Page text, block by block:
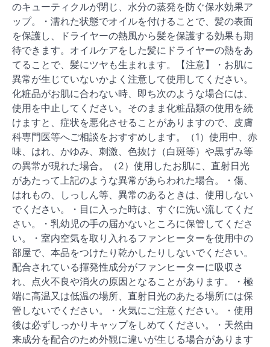
のキューティクルが閉じ、水分の蒸発を防ぐ保水効果ア
ップ。・濡れた状態でオイルを付けることで、髪の表面
を保護し、ドライヤーの熱風から髪を保護する効果も期
待できます。オイルケアをした髪にドライヤーの熱をあ
てることで、髪にツヤも生まれます。【注意】・お肌に
異常が生じていないかよく注意して使用してください。
化粧品がお肌に合わない時、即ち次のような場合には、
使用を中止してください。そのまま化粧品類の使用を続
けますと、症状を悪化させることがありますので、皮膚
科専門医等へご相談をおすすめします。（1）使用中、赤
味、はれ、かゆみ、刺激、色抜け（白斑等）や黒ずみ等
の異常が現れた場合。（2）使用したお肌に、直射日光
があたって上記のような異常があらわれた場合。・傷、
はれもの、しっしん等、異常のあるときは、使用しない
でください。・目に入った時は、すぐに洗い流してくだ
さい。・乳幼児の手の届かないところに保管してくださ
い。・室内空気を取り入れるファンヒーターを使用中の
部屋で、本品をつけたり乾かしたりしないでください。
配合されている揮発性成分がファンヒーターに吸収さ
れ、点火不良や消火の原因となることがあります。・極
端に高温又は低温の場所、直射日光のあたる場所には保
管しないでください。・火気にご注意ください。・使用
後は必ずしっかりキャップをしめてください。・天然由
来成分を配合のため外観に違いが生じる場合があります